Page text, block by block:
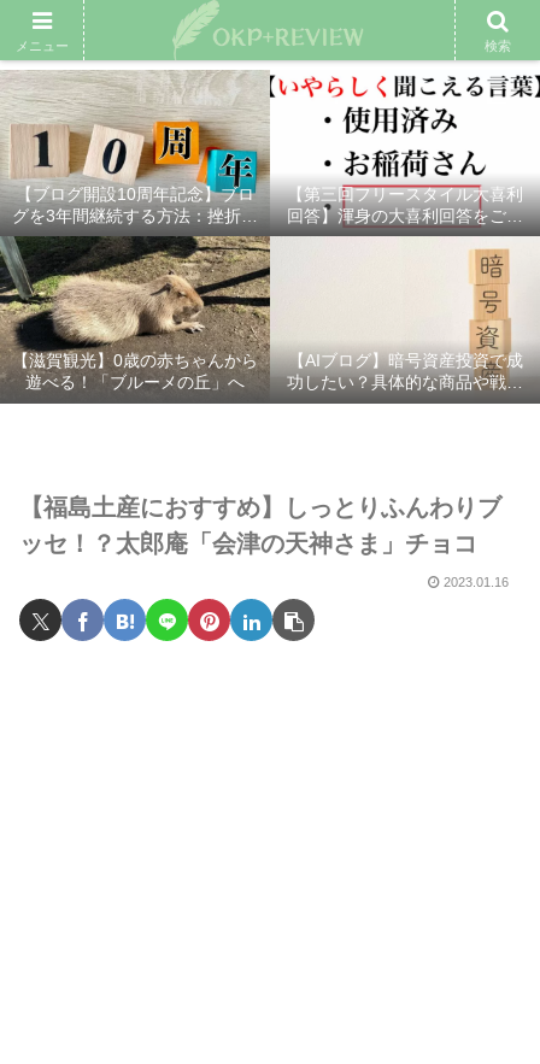
雑記ブログ プロフィール 余興動画 ベスト大喜利 スポ
【ブログ開設10周年記念】ブロ
グを3年間継続する方法：挫折し
ないための7つの秘訣
【第三回フリースタイル大喜利
回答】渾身の大喜利回答をご紹
介！
【滋賀観光】0歳の赤ちゃんから
遊べる！「ブルーメの丘」へ
【AIブログ】暗号資産投資で成
功したい？具体的な商品や戦略
を分かりやすく解説！
【福島土産におすすめ】しっとりふんわりブ
ッセ！？太郎庵「会津の天神さま」チョコ
2023.01.16
メニュー 検索